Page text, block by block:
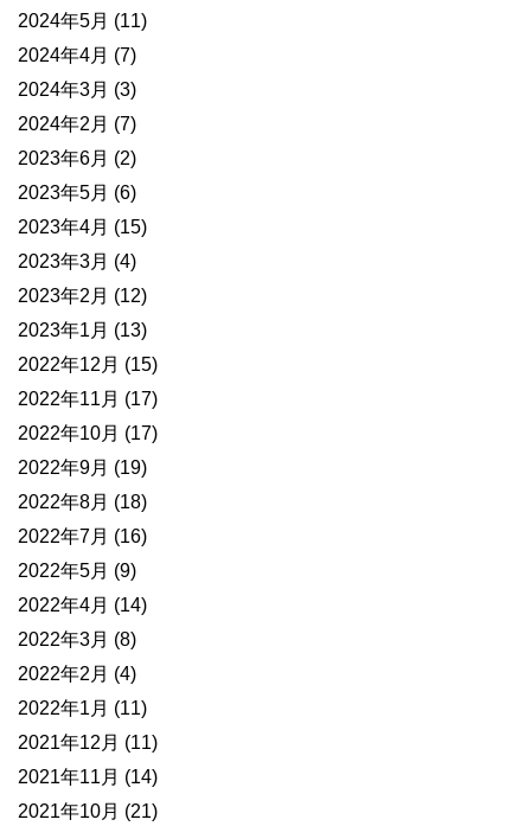
2024年5月 (11)
2024年4月 (7)
2024年3月 (3)
2024年2月 (7)
2023年6月 (2)
2023年5月 (6)
2023年4月 (15)
2023年3月 (4)
2023年2月 (12)
2023年1月 (13)
2022年12月 (15)
2022年11月 (17)
2022年10月 (17)
2022年9月 (19)
2022年8月 (18)
2022年7月 (16)
2022年5月 (9)
2022年4月 (14)
2022年3月 (8)
2022年2月 (4)
2022年1月 (11)
2021年12月 (11)
2021年11月 (14)
2021年10月 (21)